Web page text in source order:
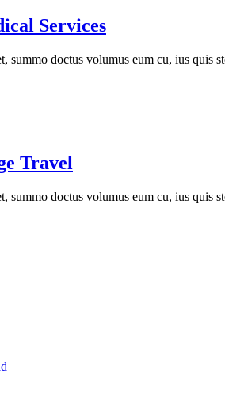
Services
summo doctus volumus eum cu, ius quis
Travel‎
summo doctus volumus eum cu, ius quis